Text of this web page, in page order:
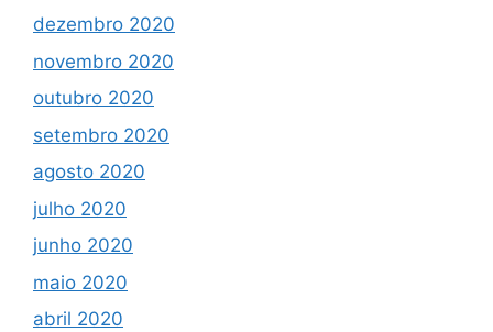
dezembro 2020
novembro 2020
outubro 2020
setembro 2020
agosto 2020
julho 2020
junho 2020
maio 2020
abril 2020